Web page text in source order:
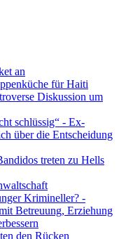
an
für Haiti
Diskussion um
schlüssig“ - Ex-
über die Entscheidung
treten zu Hells
Krimineller? -
Betreuung, Erziehung
den Rücken